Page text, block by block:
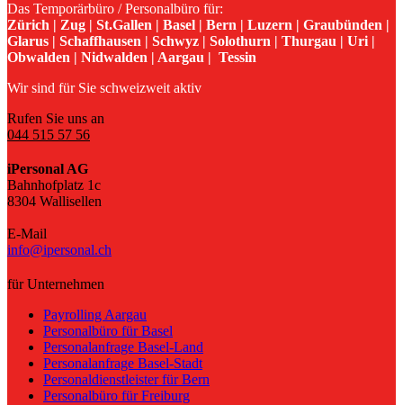
Das Temporärbüro / Personalbüro für:
Zürich | Zug | St.Gallen | Basel | Bern | Luzern | Graubünden |
Glarus | Schaffhausen | Schwyz | Solothurn | Thurgau | Uri |
Obwalden | Nidwalden | Aargau | Tessin
Wir sind für Sie schweizweit aktiv
Rufen Sie uns an
044 515 57 56
iPersonal AG
Bahnhofplatz 1c
8304 Wallisellen
E-Mail
info@ipersonal.ch
für Unternehmen
Payrolling Aargau
Personalbüro für Basel
Personalanfrage Basel-Land
Personalanfrage Basel-Stadt
Personaldienstleister für Bern
Personalbüro für Freiburg